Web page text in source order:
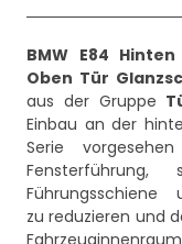
BMW E84
Oben Tür
aus der Gruppe
Einbau an der
Serie
zu reduzieren und